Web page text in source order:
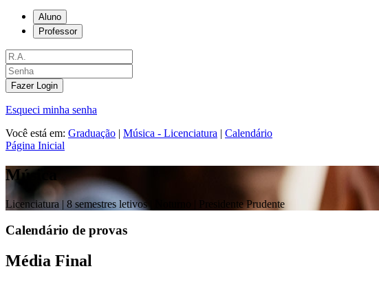
Aluno
Professor
Fazer Login
Esqueci minha senha
Você está em: Graduação | Música - Licenciatura | Calendário
Página Inicial
Música
Licenciatura | 8 semestres letivos | Noturno | Presidente Prudente
Calendário de provas
Média Final